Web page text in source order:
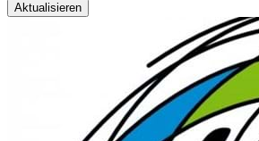
Aktualisieren